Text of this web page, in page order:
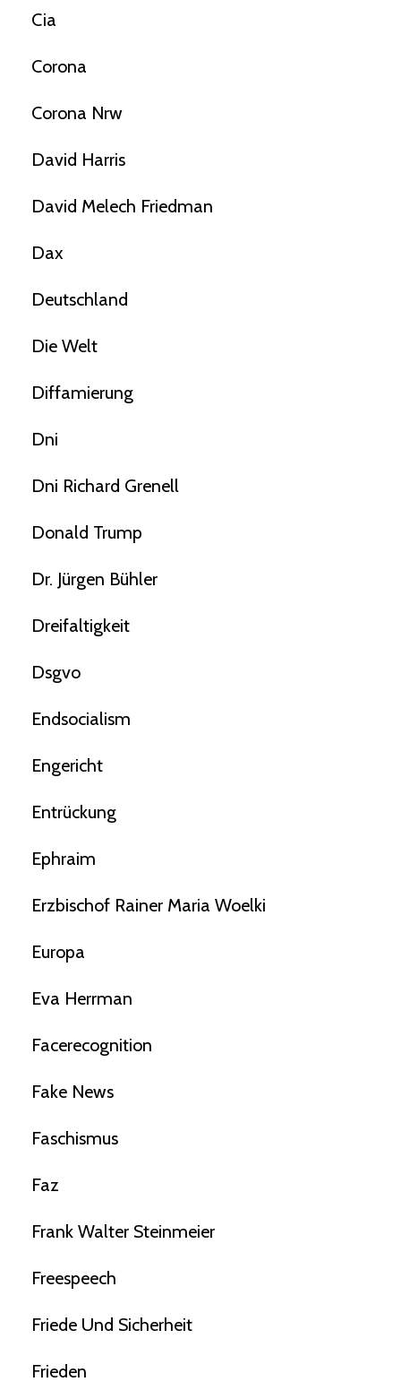
Cia
Corona
Corona Nrw
David Harris
David Melech Friedman
Dax
Deutschland
Die Welt
Diffamierung
Dni
Dni Richard Grenell
Donald Trump
Dr. Jürgen Bühler
Dreifaltigkeit
Dsgvo
Endsocialism
Engericht
Entrückung
Ephraim
Erzbischof Rainer Maria Woelki
Europa
Eva Herrman
Facerecognition
Fake News
Faschismus
Faz
Frank Walter Steinmeier
Freespeech
Friede Und Sicherheit
Frieden